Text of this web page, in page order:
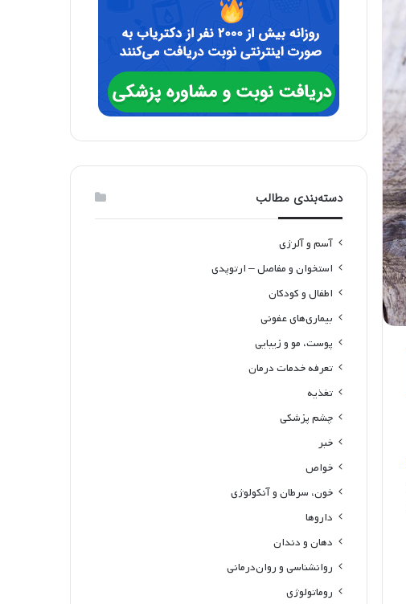
دسته‌بندی مطالب
آسم و آلرژی
استخوان و مفاصل – ارتوپدی
اطفال و کودکان
بیماری‌های عفونی
پوست، مو و زیبایی
تعرفه خدمات درمان
تغذیه
چشم پزشکی
خبر
خواص
خون، سرطان و آنکولوژی
داروها
دهان و دندان
روانشناسی و روان‌درمانی
روماتولوژی